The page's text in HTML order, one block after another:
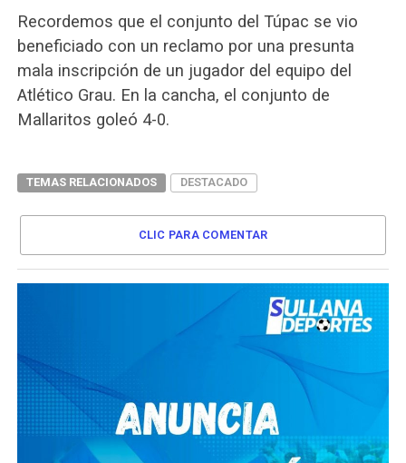
Recordemos que el conjunto del Túpac se vio
beneficiado con un reclamo por una presunta
mala inscripción de un jugador del equipo del
Atlético Grau. En la cancha, el conjunto de
Mallaritos goleó 4-0.
TEMAS RELACIONADOS DESTACADO
CLIC PARA COMENTAR